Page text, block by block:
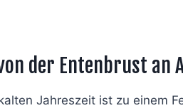
der Entenbrust an
Jahreszeit ist zu einem